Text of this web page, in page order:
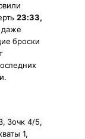
23:33,
даже
броски
3очк 4/5,
1,